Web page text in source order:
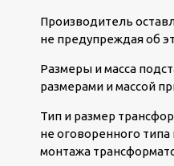
Производитель
не предупреждая об
Размеры и масса
размерами и массой
Тип и размер
не оговоренного
монтажа